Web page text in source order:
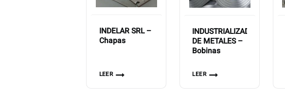
INDELAR SRL –
Chapas
LEER
INDUSTRIALIZADORA
DE METALES –
Bobinas
LEER